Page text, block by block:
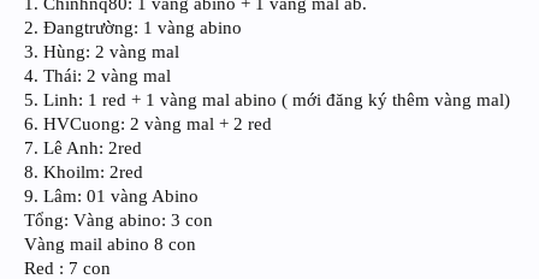
2. Đangtrường: 1 vàng abino
3. Hùng: 2 vàng mal
4. Thái: 2 vàng mal
5. Linh: 1 red + 1 vàng mal abino ( mới đăng ký thêm vàng mal)
6. HVCuong: 2 vàng mal + 2 red
7. Lê Anh: 2red
8. Khoilm: 2red
9. Lâm: 01 vàng Abino
Tổng: Vàng abino: 3 con
Vàng mail abino 8 con
Red : 7 con